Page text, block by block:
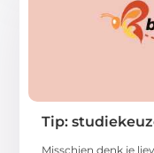
Tip:
Misschien denk je